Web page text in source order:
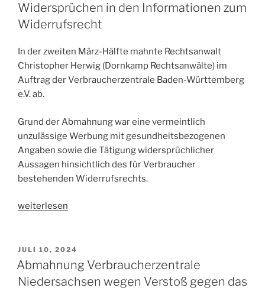
Bewertungen“
Widersprüchen in den Informationen zum
Widerrufsrecht
In der zweiten März-Hälfte mahnte Rechtsanwalt
Christopher Herwig (Dornkamp Rechtsanwälte) im
Auftrag der Verbraucherzentrale Baden-Württemberg
e.V. ab.
Grund der Abmahnung war eine vermeintlich
unzulässige Werbung mit gesundheitsbezogenen
Angaben sowie die Tätigung widersprüchlicher
Aussagen hinsichtlich des für Verbraucher
bestehenden Widerrufsrechts.
„Abmahnung
(Dornkamp
Rechtsanwälte)
für
weiterlesen
VERÖFFENTLICHT
AM
JULI 10, 2024
Abmahnung Verbraucherzentrale
Niedersachsen wegen Verstoß gegen das